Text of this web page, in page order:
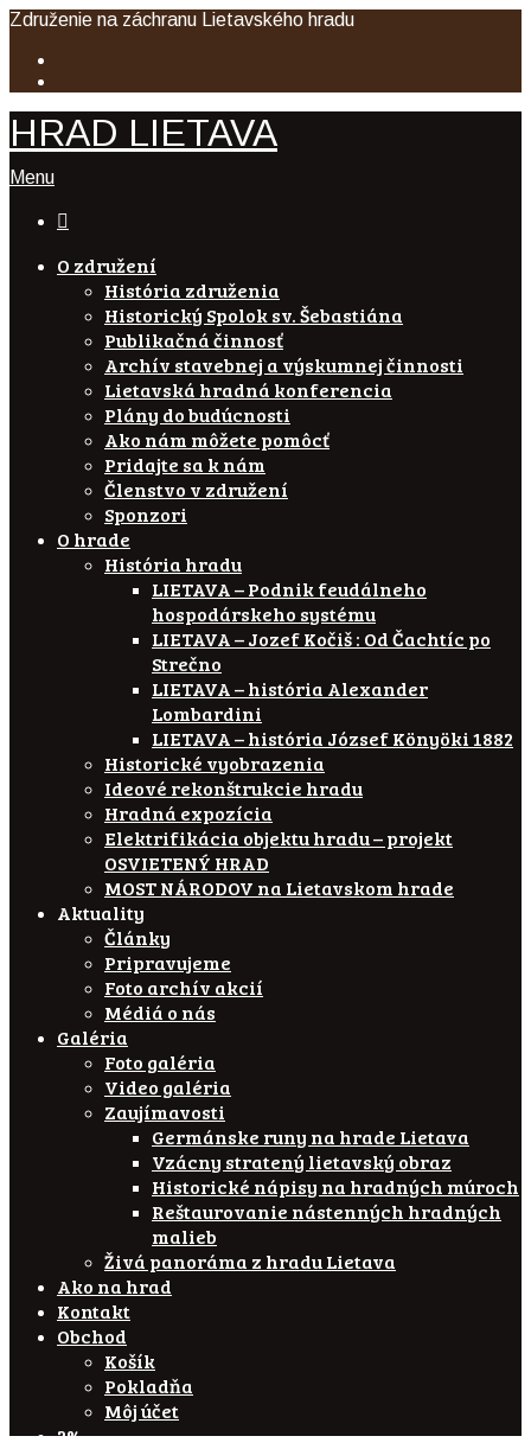
Združenie na záchranu Lietavského hradu
HRAD LIETAVA
Menu

O združení
História združenia
Historický Spolok sv. Šebastiána
Publikačná činnosť
Archív stavebnej a výskumnej činnosti
Lietavská hradná konferencia
Plány do budúcnosti
Ako nám môžete pomôcť
Pridajte sa k nám
Členstvo v združení
Sponzori
O hrade
História hradu
LIETAVA – Podnik feudálneho
hospodárskeho systému
LIETAVA – Jozef Kočiš : Od Čachtíc po
Strečno
LIETAVA – história Alexander
Lombardini
LIETAVA – história József Könyöki 1882
Historické vyobrazenia
Ideové rekonštrukcie hradu
Hradná expozícia
Elektrifikácia objektu hradu – projekt
OSVIETENÝ HRAD
MOST NÁRODOV na Lietavskom hrade
Aktuality
Články
Pripravujeme
Foto archív akcií
Médiá o nás
Galéria
Foto galéria
Video galéria
Zaujímavosti
Germánske runy na hrade Lietava
Vzácny stratený lietavský obraz
Historické nápisy na hradných múroch
Reštaurovanie nástenných hradných
malieb
Živá panoráma z hradu Lietava
Ako na hrad
Kontakt
Obchod
Košík
Pokladňa
Môj účet
2%